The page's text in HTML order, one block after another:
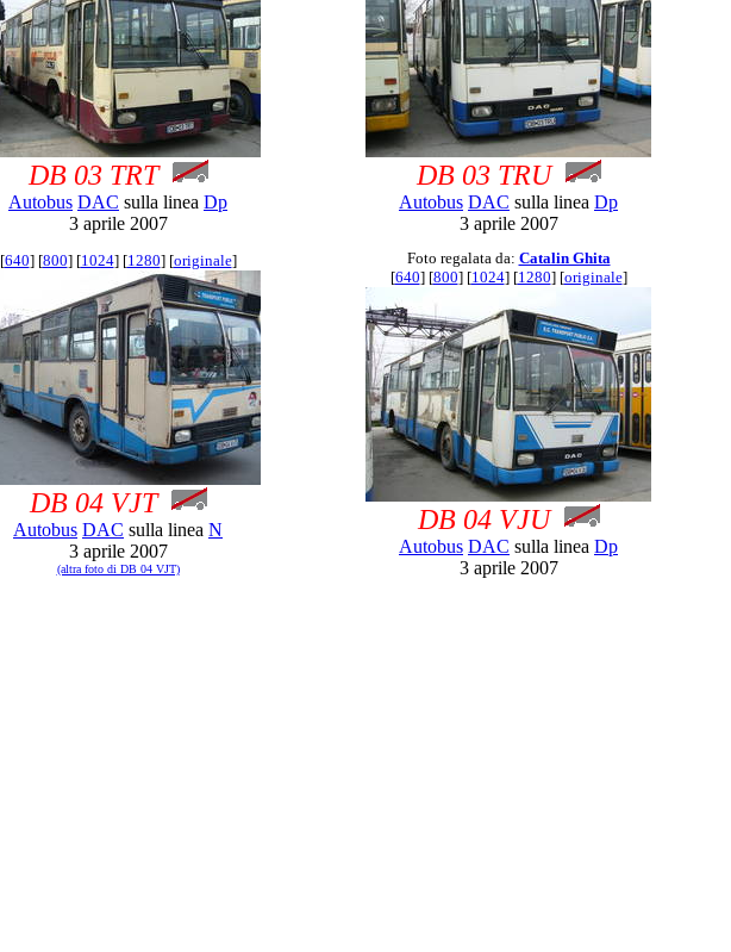
DB 03 TRT
Autobus DAC sulla linea Dp
3 aprile 2007
DB 03 TRU
Autobus DAC sulla linea Dp
3 aprile 2007
[640] [800] [1024] [1280] [originale]
DB 04 VJT
Autobus DAC sulla linea N
3 aprile 2007
(altra foto di DB 04 VJT)
Foto regalata da: Catalin Ghita
[640] [800] [1024] [1280] [originale]
DB 04 VJU
Autobus DAC sulla linea Dp
3 aprile 2007